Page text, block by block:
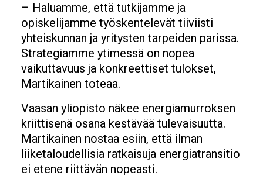
– Haluamme, että tutkijamme ja
opiskelijamme työskentelevät tiiviisti
yhteiskunnan ja yritysten tarpeiden parissa.
Strategiamme ytimessä on nopea
vaikuttavuus ja konkreettiset tulokset,
Martikainen toteaa.
Vaasan yliopisto näkee energiamurroksen
kriittisenä osana kestävää tulevaisuutta.
Martikainen nostaa esiin, että ilman
liiketaloudellisia ratkaisuja energiatransitio
ei etene riittävän nopeasti.